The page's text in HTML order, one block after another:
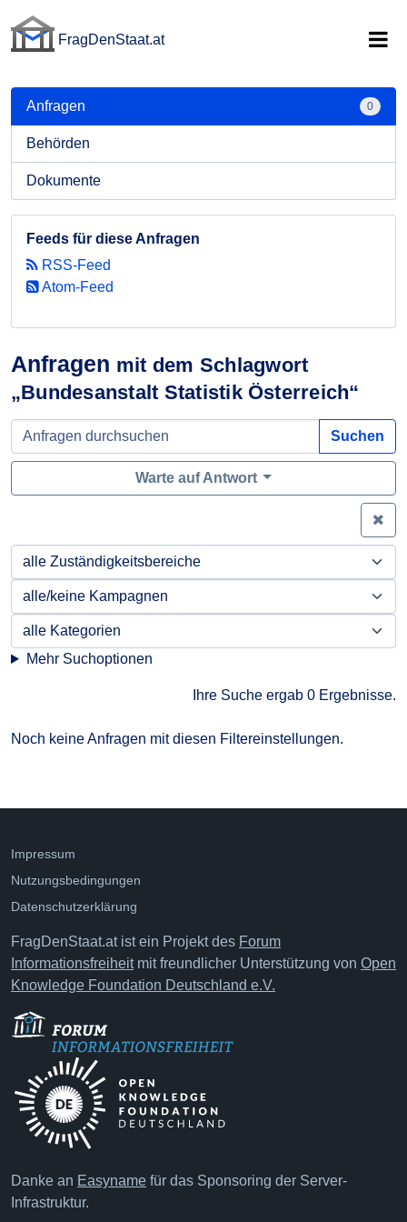
FragDenStaat.at
Anfragen mit dem Schlagwort
„Bundesanstalt Statistik Österreich“
Suchen
Warte auf Antwort
Mehr Suchoptionen
Ihre Suche ergab 0 Ergebnisse.
Noch keine Anfragen mit diesen Filtereinstellungen.
Anfragen 0
Behörden
Dokumente
Feeds für diese Anfragen
RSS-Feed
Atom-Feed
Impressum
Nutzungsbedingungen
Datenschutzerklärung
FragDenStaat.at ist ein Projekt des Forum
Informationsfreiheitmit freundlicher Unterstützung von Open
Knowledge Foundation Deutschland e.V.
Danke an Easyname für das Sponsoring der Server-
Infrastruktur.